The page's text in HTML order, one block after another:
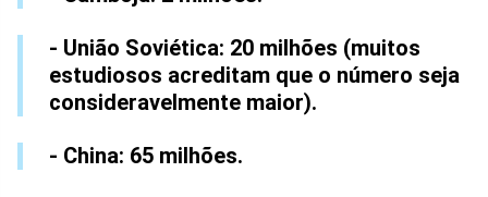
- União Soviética: 20 milhões (muitos
estudiosos acreditam que o número seja
consideravelmente maior).
- China: 65 milhões.